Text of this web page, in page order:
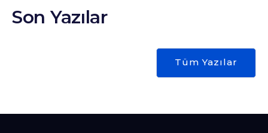
Son Yazılar
Tüm Yazılar